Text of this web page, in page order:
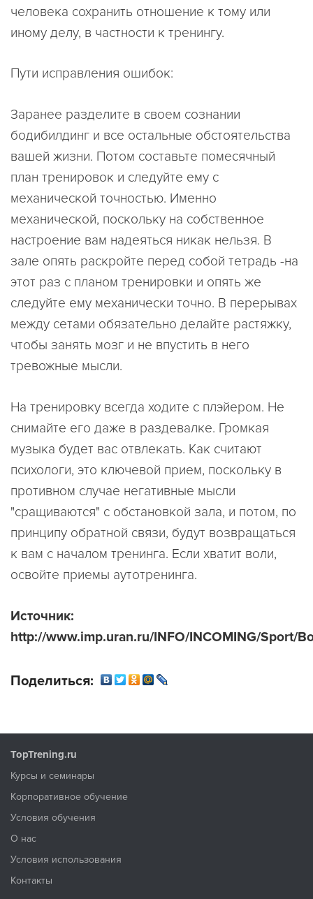
человека сохранить отношение к тому или
иному делу, в частности к тренингу.
Пути исправления ошибок:
Заранее разделите в своем сознании
бодибилдинг и все остальные обстоятельства
вашей жизни. Потом составьте помесячный
план тренировок и следуйте ему с
механической точностью. Именно
механической, поскольку на собственное
настроение вам надеяться никак нельзя. В
зале опять раскройте перед собой тетрадь -на
этот раз с планом тренировки и опять же
следуйте ему механически точно. В перерывах
между сетами обязательно делайте растяжку,
чтобы занять мозг и не впустить в него
тревожные мысли.
На тренировку всегда ходите с плэйером. Не
снимайте его даже в раздевалке. Громкая
музыка будет вас отвлекать. Как считают
психологи, это ключевой прием, поскольку в
противном случае негативные мысли
"сращиваются" с обстановкой зала, и потом, по
принципу обратной связи, будут возвращаться
к вам с началом тренинга. Если хватит воли,
освойте приемы аутотренинга.
Источник:
http://www.imp.uran.ru/INFO/INCOMING/Sport/
Поделиться:
TopTrening.ru
Курсы и семинары
Корпоративное обучение
Условия обучения
О нас
Условия использования
Контакты